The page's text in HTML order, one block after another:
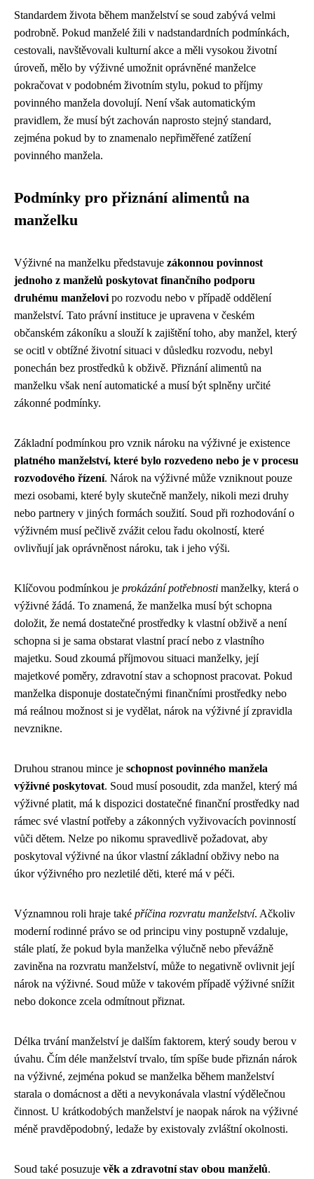
Standardem života během manželství se soud zabývá velmi
podrobně. Pokud manželé žili v nadstandardních podmínkách,
cestovali, navštěvovali kulturní akce a měli vysokou životní
úroveň, mělo by výživné umožnit oprávněné manželce
pokračovat v podobném životním stylu, pokud to příjmy
povinného manžela dovolují. Není však automatickým
pravidlem, že musí být zachován naprosto stejný standard,
zejména pokud by to znamenalo nepřiměřené zatížení
povinného manžela.
Podmínky pro přiznání alimentů na
manželku
Výživné na manželku představuje zákonnou povinnost
jednoho z manželů poskytovat finančního podporu
druhému manželovi po rozvodu nebo v případě oddělení
manželství. Tato právní instituce je upravena v českém
občanském zákoníku a slouží k zajištění toho, aby manžel, který
se ocitl v obtížné životní situaci v důsledku rozvodu, nebyl
ponechán bez prostředků k obživě. Přiznání alimentů na
manželku však není automatické a musí být splněny určité
zákonné podmínky.
Základní podmínkou pro vznik nároku na výživné je existence
platného manželství, které bylo rozvedeno nebo je v procesu
rozvodového řízení. Nárok na výživné může vzniknout pouze
mezi osobami, které byly skutečně manžely, nikoli mezi druhy
nebo partnery v jiných formách soužití. Soud při rozhodování o
výživném musí pečlivě zvážit celou řadu okolností, které
ovlivňují jak oprávněnost nároku, tak i jeho výši.
Klíčovou podmínkou je prokázání potřebnosti manželky, která o
výživné žádá. To znamená, že manželka musí být schopna
doložit, že nemá dostatečné prostředky k vlastní obživě a není
schopna si je sama obstarat vlastní prací nebo z vlastního
majetku. Soud zkoumá příjmovou situaci manželky, její
majetkové poměry, zdravotní stav a schopnost pracovat. Pokud
manželka disponuje dostatečnými finančními prostředky nebo
má reálnou možnost si je vydělat, nárok na výživné jí zpravidla
nevznikne.
Druhou stranou mince je schopnost povinného manžela
výživné poskytovat. Soud musí posoudit, zda manžel, který má
výživné platit, má k dispozici dostatečné finanční prostředky nad
rámec své vlastní potřeby a zákonných vyživovacích povinností
vůči dětem. Nelze po nikomu spravedlivě požadovat, aby
poskytoval výživné na úkor vlastní základní obživy nebo na
úkor výživného pro nezletilé děti, které má v péči.
Významnou roli hraje také příčina rozvratu manželství. Ačkoliv
moderní rodinné právo se od principu viny postupně vzdaluje,
stále platí, že pokud byla manželka výlučně nebo převážně
zaviněna na rozvratu manželství, může to negativně ovlivnit její
nárok na výživné. Soud může v takovém případě výživné snížit
nebo dokonce zcela odmítnout přiznat.
Délka trvání manželství je dalším faktorem, který soudy berou v
úvahu. Čím déle manželství trvalo, tím spíše bude přiznán nárok
na výživné, zejména pokud se manželka během manželství
starala o domácnost a děti a nevykonávala vlastní výdělečnou
činnost. U krátkodobých manželství je naopak nárok na výživné
méně pravděpodobný, ledaže by existovaly zvláštní okolnosti.
Soud také posuzuje věk a zdravotní stav obou manželů.